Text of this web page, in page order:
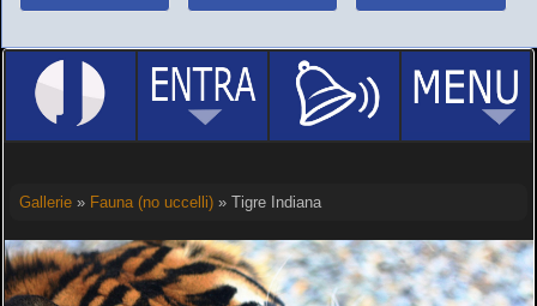
Gallerie» Fauna (no uccelli)» Tigre Indiana